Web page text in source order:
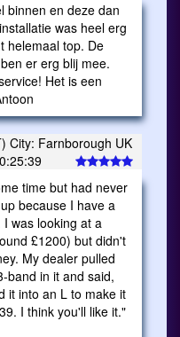
binnen en deze dan
was heel erg
helemaal top. De
er erg blij mee.
Het is een
City: Farnborough UK
time but had never
because I have a
was looking at a
£1200) but didn't
My dealer pulled
band in it and said,
it into an L to make it
I think you'll like it."